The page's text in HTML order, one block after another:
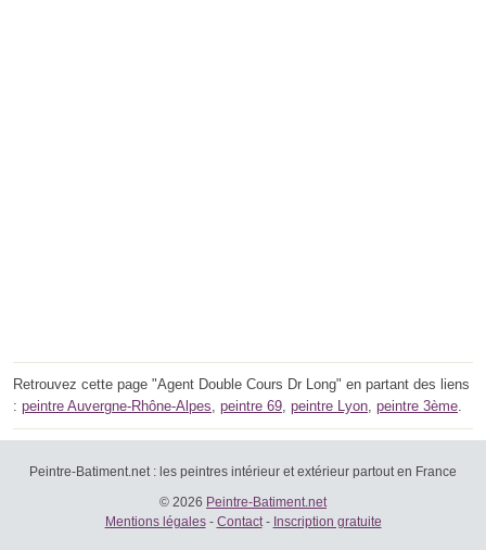
Retrouvez cette page "Agent Double Cours Dr Long" en partant des liens
: peintre Auvergne-Rhône-Alpes, peintre 69, peintre Lyon, peintre 3ème.
Peintre-Batiment.net : les peintres intérieur et extérieur partout en France
© 2026 Peintre-Batiment.net
Mentions légales- Contact- Inscription gratuite